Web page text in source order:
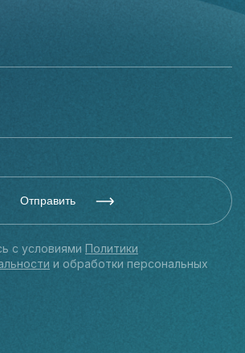
Отправить
с условиями Политики
и обработки персональных